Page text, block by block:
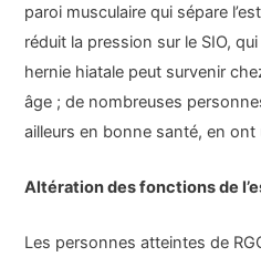
paroi musculaire qui sépare
réduit la pression sur le SIO,
hernie hiatale peut survenir
âge ; de nombreuses
ailleurs en bonne santé, en ont
Altération des fonctions de
Les personnes atteintes de